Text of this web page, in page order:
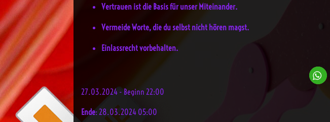
Vertrauen ist die Basis für unser Miteinander.
Vermeide Worte, die du selbst nicht hören magst.
Einlassrecht vorbehalten.
27.03.2024 - Beginn 22:00
Ende: 28.03.2024 05:00